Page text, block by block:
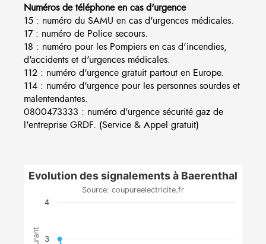
Numéros de téléphone en cas d'urgence
15 : numéro du SAMU en cas d'urgences médicales.
17 : numéro de Police secours.
18 : numéro pour les Pompiers en cas d'incendies,
d'accidents et d'urgences médicales.
112 : numéro d'urgence gratuit partout en Europe.
114 : numéro d'urgence pour les personnes sourdes et
malentendantes.
0800473333 : numéro d'urgence sécurité gaz de
l'entreprise GRDF. (Service & Appel gratuit)
Evolution des signalements à Baerenthal
Source: coupureelectricite.fr
3
4